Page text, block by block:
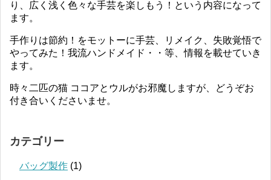
り、広く浅く色々な手芸を楽しもう！という内容になって
ます。
手作りは節約！をモットーに手芸、リメイク、失敗覚悟で
やってみた！我流ハンドメイド・・等、情報を載せていき
ます。
時々二匹の猫 ココアとウルがお邪魔しますが、どうぞお
付き合いくださいませ。
カテゴリー
バッグ製作 (1)